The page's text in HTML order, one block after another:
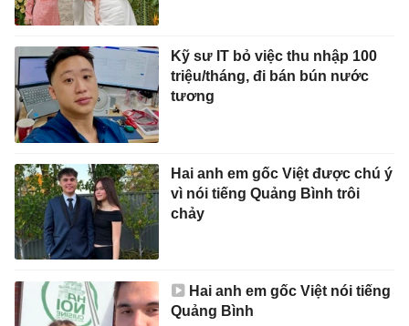
Kỹ sư IT bỏ việc thu nhập 100
triệu/tháng, đi bán bún nước
tương
Hai anh em gốc Việt được chú ý
vì nói tiếng Quảng Bình trôi
chảy
Hai anh em gốc Việt nói tiếng
Quảng Bình